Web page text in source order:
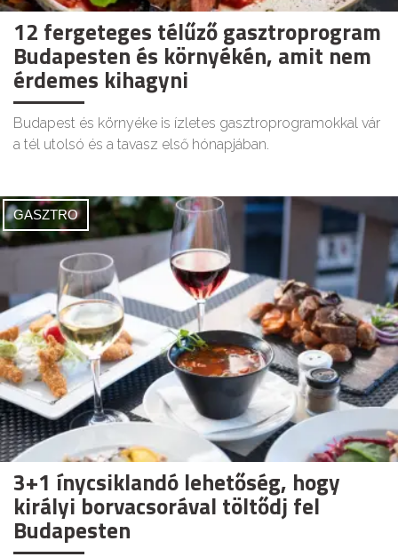
12 fergeteges télűző gasztroprogram
Budapesten és környékén, amit nem
érdemes kihagyni
Budapest és környéke is ízletes gasztroprogramokkal vár
a tél utolsó és a tavasz első hónapjában.
GASZTRO
3+1 ínycsiklandó lehetőség, hogy
királyi borvacsorával töltődj fel
Budapesten